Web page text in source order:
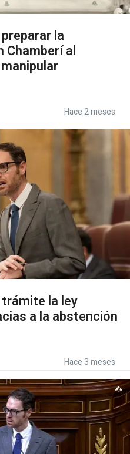
la
Chamberí al
Hace 2 meses
la ley
a la abstención
Hace 3 meses